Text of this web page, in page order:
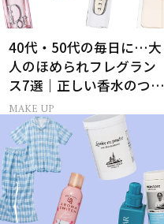
40代・50代の毎日に…大
人のほめられフレグラン
ス7選｜正しい香水のつけ
方＆選び方
MAKE UP